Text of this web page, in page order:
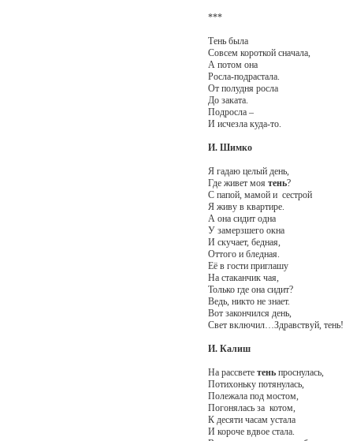
***
Тень была
Совсем короткой сначала,
А потом она
Росла-подрастала.
От полудня росла
До заката.
Подросла –
И исчезла куда-то.
И. Шимко
Я гадаю целый день,
Где живет моя тень?
С папой, мамой и сестрой
Я живу в квартире.
А она сидит одна
У замерзшего окна
И скучает, бедная,
Оттого и бледная.
Её в гости приглашу
На стаканчик чая,
Только где она сидит?
Ведь, никто не знает.
Вот закончился день,
Свет включил…Здравствуй, тень!
И. Калиш
На рассвете теньпроснулась,
Потихоньку потянулась,
Полежала под мостом,
Погонялась за котом,
К десяти часам устала
И короче вдвое стала.